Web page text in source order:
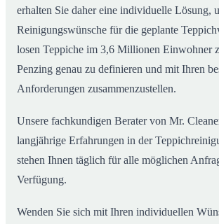
erhalten Sie daher eine individuelle Lösung,
Reinigungswünsche für die geplante
losen Teppiche im 3,6 Millionen Einwohner
Penzing genau zu definieren und mit Ihren
Anforderungen zusammenzustellen.
Unsere fachkundigen Berater von Mr.
langjährige Erfahrungen in der
stehen Ihnen täglich für alle möglichen
Verfügung.
Wenden Sie sich mit Ihren individuellen